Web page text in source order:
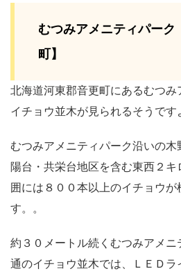
むつみアメニティパーク
町】
北海道河東郡音更町にあるむつみ
イチョウ並木が見られるそうです
むつみアメニティパーク沿いの
陽台・共栄台地区を含む東西２
囲には８００本以上のイチョウ
す。。
約３０メートル続くむつみアメ
通のイチョウ並木では、ＬＥＤ